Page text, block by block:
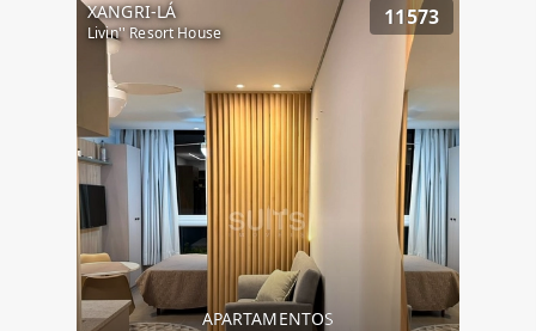
XANGRI-LÁ
Livin'' Resort House
11573
APARTAMENTOS